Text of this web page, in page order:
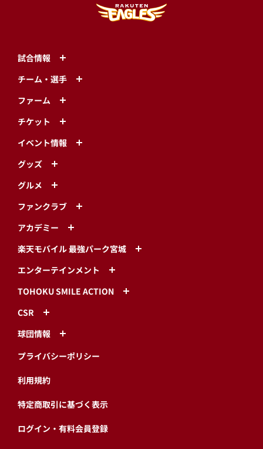
試合情報
チーム・選手
ファーム
チケット
イベント情報
グッズ
グルメ
ファンクラブ
アカデミー
楽天モバイル 最強パーク宮城
エンターテインメント
TOHOKU SMILE ACTION
CSR
球団情報
プライバシーポリシー
利用規約
特定商取引に基づく表示
ログイン・有料会員登録